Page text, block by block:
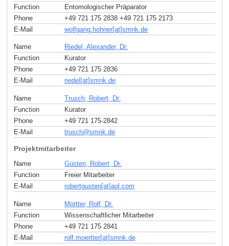
Function
Entomologischer Präparator
Phone
+49 721 175 2838 +49 721 175 2173
E-Mail
wolfgang.hohner[at]smnk de
Name
Riedel, Alexander, Dr.
Function
Kurator
Phone
+49 721 175 2836
E-Mail
riedel[at]smnk.de
Name
Trusch, Robert, Dr.
Function
Kurator
Phone
+49 721 175-2842
E-Mail
trusch@smnk.de
Projektmitarbeiter
Name
Güsten, Robert, Dr.
Function
Freier Mitarbeiter
E-Mail
robertgusten[at]aol com
Name
Mörtter, Rolf, Dr.
Function
Wissenschaftlicher Mitarbeiter
Phone
+49 721 175 2841
E-Mail
rolf.moertter[at]smnk de